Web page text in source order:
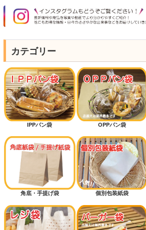
カテゴリー
IPPパン袋 OPPパン袋
角底・手提げ袋 個別包装紙袋